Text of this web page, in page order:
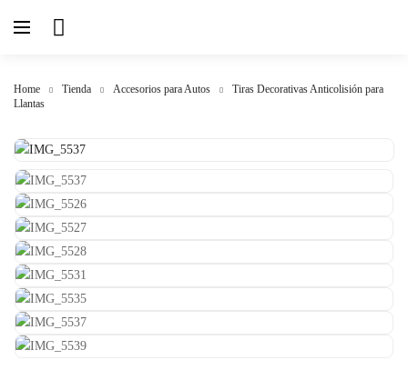
Home Tienda Accesorios para Autos
Tiras Decorativas Anticolisión para
Llantas